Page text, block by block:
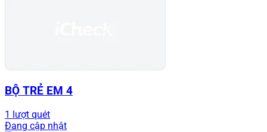
BỘ TRẺ EM 4
1 lượt quét
Đang cập nhật